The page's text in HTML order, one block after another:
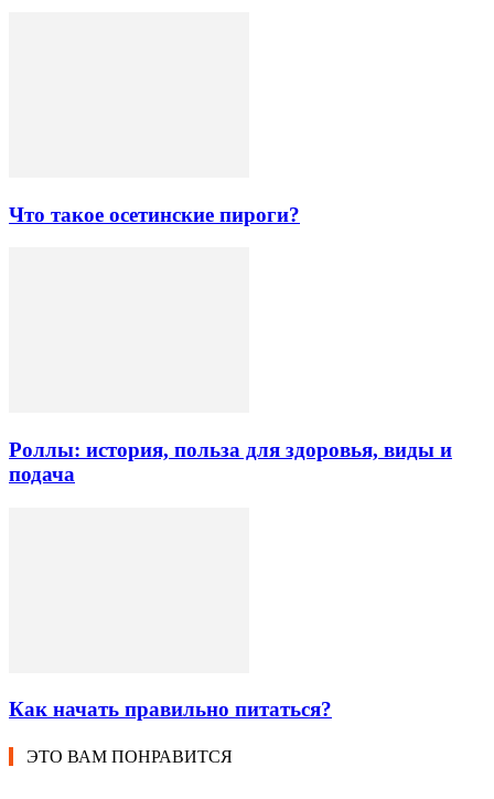
Что такое осетинские пироги?
Роллы: история, польза для здоровья, виды и
подача
Как начать правильно питаться?
ЭТО ВАМ ПОНРАВИТСЯ